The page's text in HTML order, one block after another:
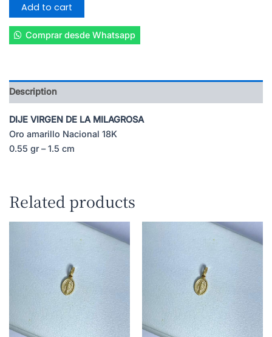
MILAGROSA
quantity
Add to cart
Comprar desde Whatsapp
Description
DIJE VIRGEN DE LA MILAGROSA
Oro amarillo Nacional 18K
0.55 gr – 1.5 cm
Related products